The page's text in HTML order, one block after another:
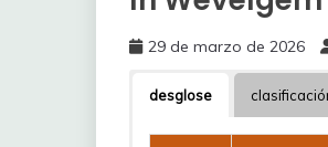
29 de marzo de 2026
desglose